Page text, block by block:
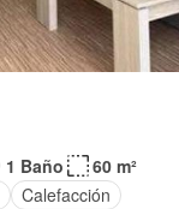
1 Baño
60 m²
Calefacción